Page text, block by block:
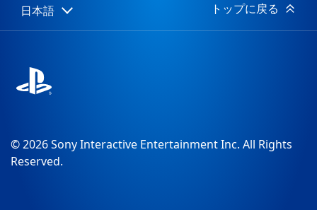
Select
a
Current
region:
日本語 トップに戻る
© 2026 Sony Interactive Entertainment Inc. All Rights
Reserved.